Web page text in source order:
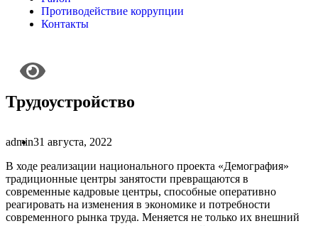
Противодействие коррупции
Контакты
Трудоустройство
admin31 августа, 2022
В ходе реализации национального проекта «Демография»
традиционные центры занятости превращаются в
современные кадровые центры, способные оперативно
реагировать на изменения в экономике и потребности
современного рынка труда. Меняется не только их внешний